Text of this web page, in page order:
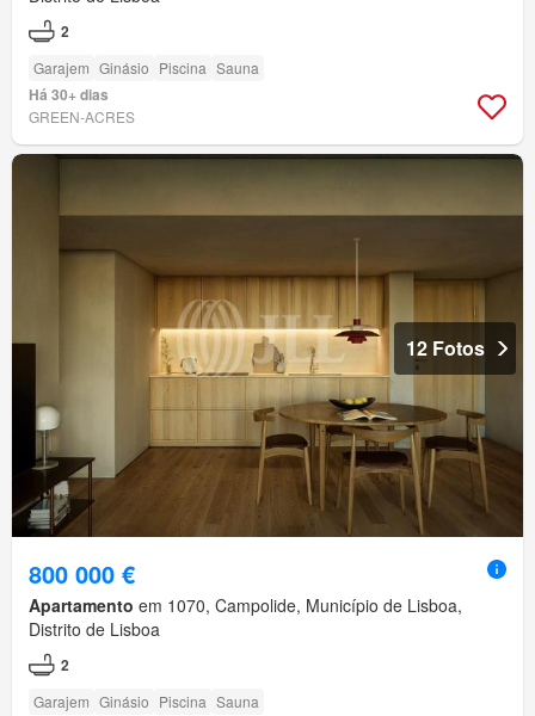
2
Garajem Ginásio Piscina Sauna
Há 30+ dias
GREEN-ACRES
12 Fotos
800 000 €
Apartamento em 1070, Campolide, Município de Lisboa,
Distrito de Lisboa
2
Garajem Ginásio Piscina Sauna